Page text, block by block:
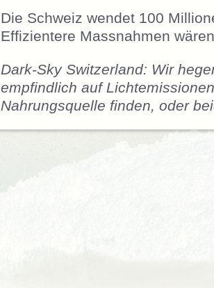
Die Schweiz wendet 100
Effizientere Massnahmen
Dark-Sky Switzerland: Wir
empfindlich auf
Nahrungsquelle finden, oder